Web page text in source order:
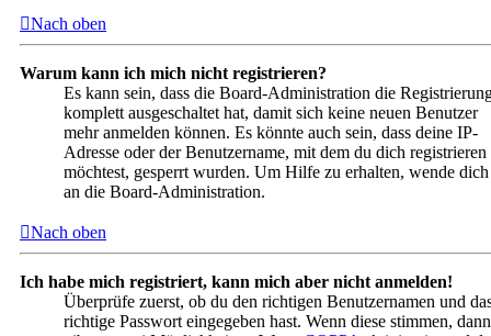
Nach oben
Warum kann ich mich nicht registrieren?
Es kann sein, dass die Board-Administration die
komplett ausgeschaltet hat, damit sich keine neuen Benutzer
mehr anmelden können. Es könnte auch sein, dass deine IP-
Adresse oder der Benutzername, mit dem du dich registrieren
möchtest, gesperrt wurden. Um Hilfe zu erhalten, wende dich
an die Board-Administration.
Nach oben
Ich habe mich registriert, kann mich aber nicht anmelden!
Überprüfe zuerst, ob du den richtigen Benutzernamen und
richtige Passwort eingegeben hast. Wenn diese stimmen, dann